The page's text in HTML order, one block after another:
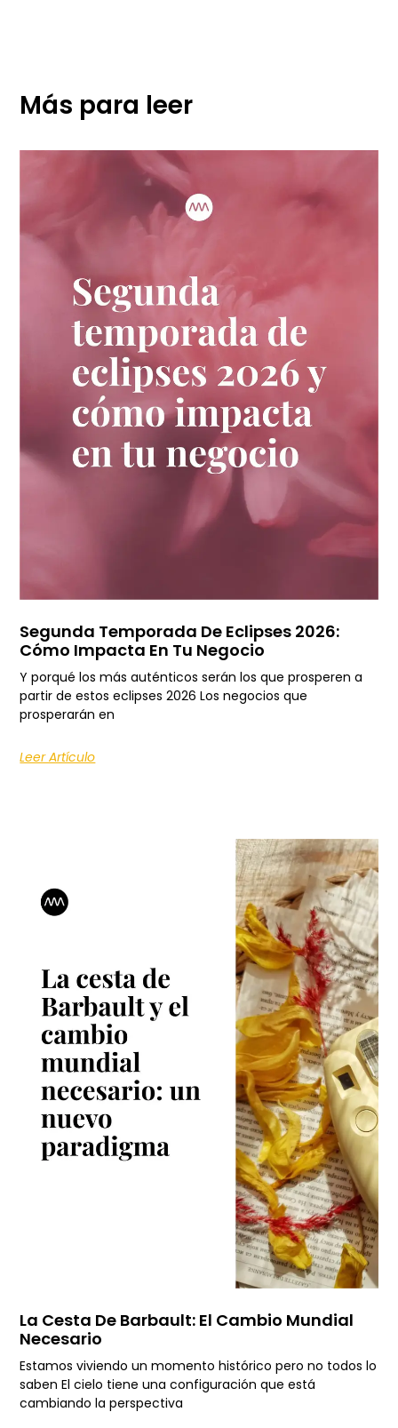
Más para leer
Segunda Temporada De Eclipses 2026:
Cómo Impacta En Tu Negocio
Y porqué los más auténticos serán los que prosperen a
partir de estos eclipses 2026 Los negocios que
prosperarán en
Leer Artículo
La Cesta De Barbault: El Cambio Mundial
Necesario
Estamos viviendo un momento histórico pero no todos lo
saben El cielo tiene una configuración que está
cambiando la perspectiva